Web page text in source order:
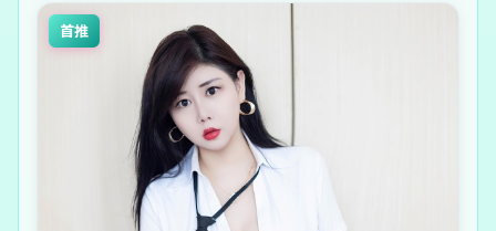
首推